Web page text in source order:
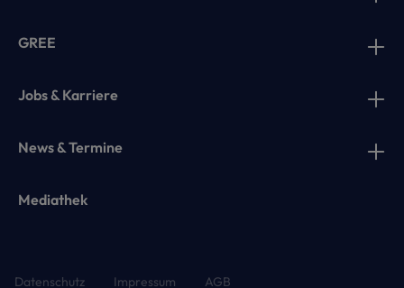
GREE
Jobs & Karriere
News & Termine
Mediathek
Datenschutz Impressum AGB